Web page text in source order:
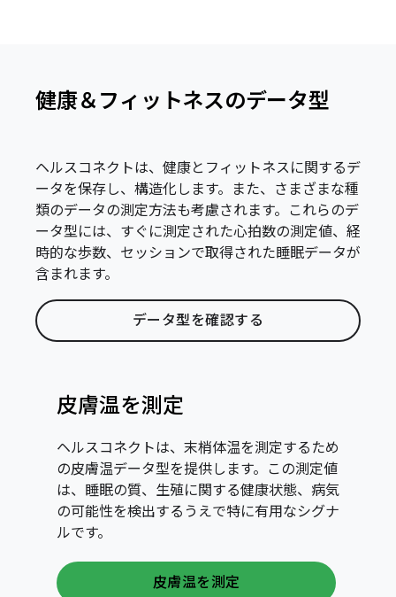
健康＆フィットネスのデータ型
ヘルスコネクトは、健康とフィットネスに関するデ
ータを保存し、構造化します。また、さまざまな種
類のデータの測定方法も考慮されます。これらのデ
ータ型には、すぐに測定された心拍数の測定値、経
時的な歩数、セッションで取得された睡眠データが
含まれます。
データ型を確認する
皮膚温を測定
ヘルスコネクトは、末梢体温を測定するため
の皮膚温データ型を提供します。この測定値
は、睡眠の質、生殖に関する健康状態、病気
の可能性を検出するうえで特に有用なシグナ
ルです。
皮膚温を測定